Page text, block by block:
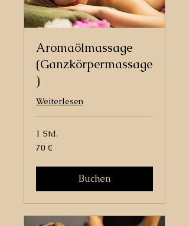
Aromaölmassage
(Ganzkörpermassage
)
Weiterlesen
1 Std.
70
Euro
70 €
Buchen